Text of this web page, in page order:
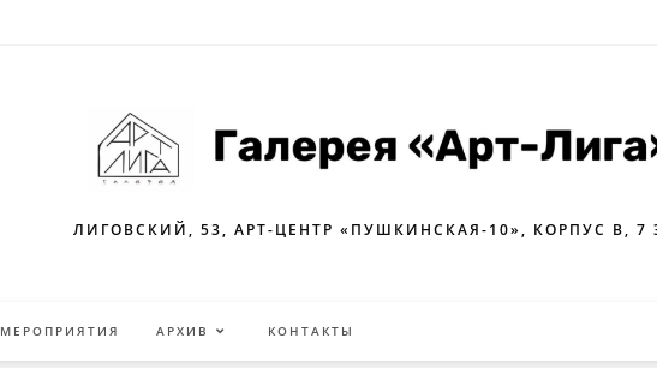
ЛИГОВСКИЙ, 53, АРТ-ЦЕНТР «ПУШКИНСКАЯ-10», КОРПУС В, 7
МЕРОПРИЯТИЯ АРХИВ КОНТАКТЫ